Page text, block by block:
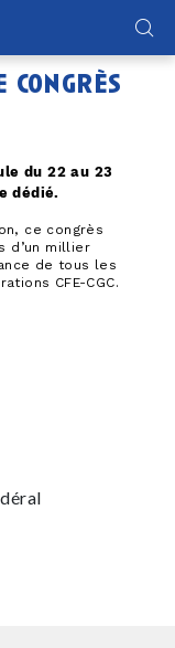
congrès
du 22 au 23
dédié.
ce congrès
d’un millier
de tous les
CFE-CGC.